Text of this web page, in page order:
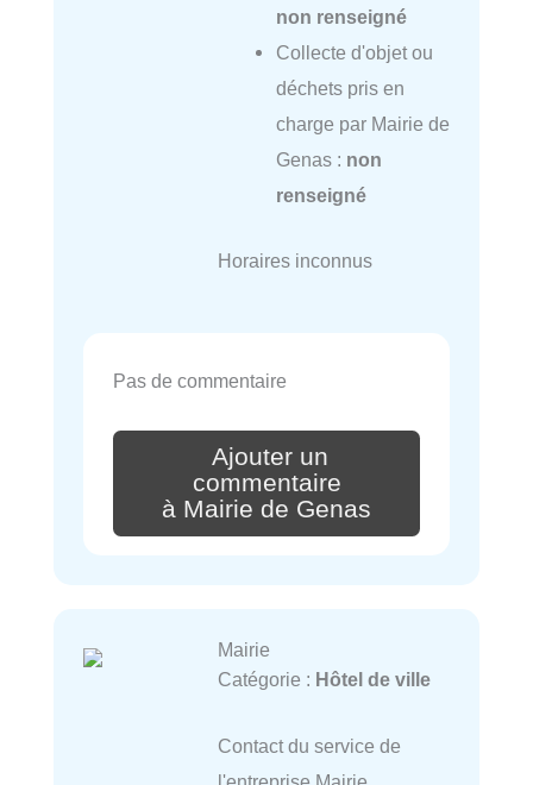
non renseigné
Collecte d'objet ou
déchets pris en
charge par Mairie de
Genas : non
renseigné
Horaires inconnus
Pas de commentaire
Ajouter un
commentaire
à Mairie de Genas
Mairie
Catégorie : Hôtel de ville
Contact du service de